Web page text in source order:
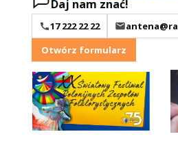
Daj nam znać!
17 222 22 22
Otwórz formularz